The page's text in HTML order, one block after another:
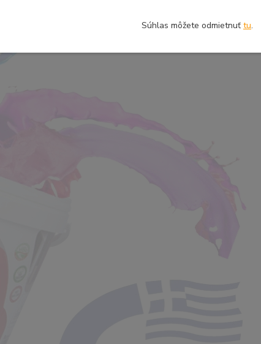
Súhlas môžete odmietnuť tu.